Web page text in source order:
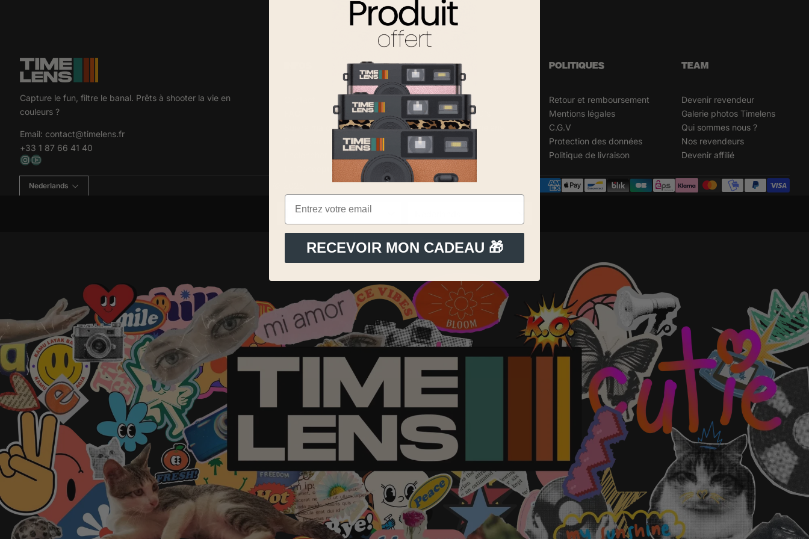
Capture le fun, filtre le banal. Prêts à shooter la vie en
couleurs ?
Email: contact@timelens.fr
+33 1 87 66 41 40
Suivre ma commande
Renvoyer un article
SHOP
Timelens®
POP EDITION 80's
Connecter le Timelens
Vos avis
POLITIQUES
Retour et remboursement
Mentions légales
C.G.V
Protection des données
Politique de livraison
TEAM
Devenir revendeur
Galerie photos Timelens
Qui sommes nous ?
Nos revendeurs
Devenir affilié
Nederlands TIME LENS Betaalmethoden
France (EUR)
RECEVOIR MON CADEAU 🎁